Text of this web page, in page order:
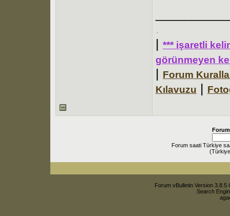
.
| *** işaretli
görünmeyen
| Forum
Kılavuzu |
Forum saati Türkiye
Forum vBulletin Version
Search